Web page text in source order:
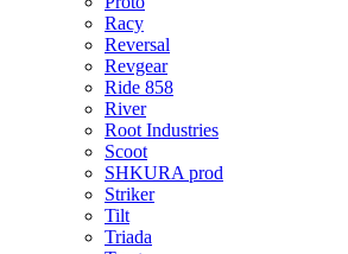
Racy
Reversal
Revgear
Ride 858
River
Root Industries
Scoot
SHKURA рrоd
Striker
Tilt
Triada